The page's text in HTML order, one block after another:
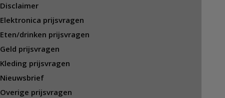
Disclaimer
Elektronica prijsvragen
Eten/drinken prijsvragen
Geld prijsvragen
Kleding prijsvragen
Nieuwsbrief
Overige prijsvragen